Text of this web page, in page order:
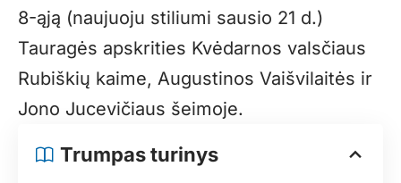
8-ąją (naujuoju stiliumi sausio 21 d.)
Tauragės apskrities Kvėdarnos valsčiaus
Rubiškių kaime, Augustinos Vaišvilaitės ir
Jono Jucevičiaus šeimoje.
Trumpas turinys